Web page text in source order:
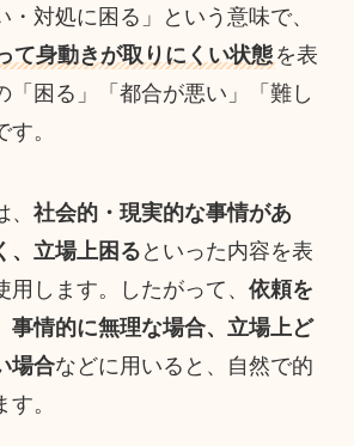
・対処に困る」という意味で、
て身動きが取りにくい状態 を表
「困る」「都合が悪い」「難し
。
社会的・現実的な事情があ
、立場上困るといった内容を表
します。したがって、 依頼を
事情的に無理な場合、立場上ど
場合などに用いると、自然で的
。